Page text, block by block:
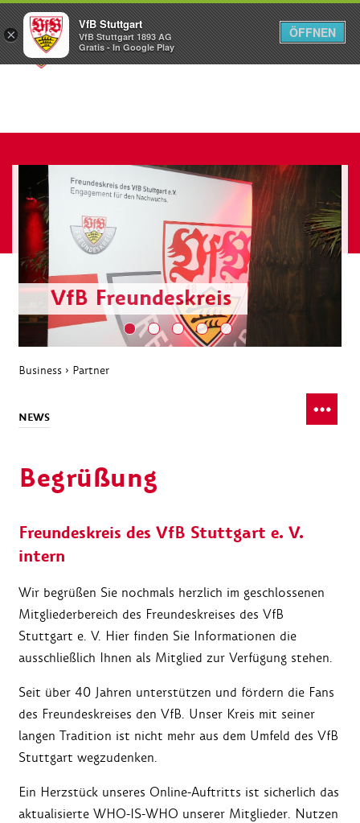
Menü
VfB Freundeskreis
Business › Partner
NEWS
Begrüßung
Freundeskreis des VfB Stuttgart e. V.
intern
Wir begrüßen Sie nochmals herzlich im geschlossenen
Mitgliederbereich des Freundeskreises des VfB
Stuttgart e. V. Hier finden Sie Informationen die
ausschließlich Ihnen als Mitglied zur Verfügung stehen.
Seit über 40 Jahren unterstützen und fördern die Fans
des Freundeskreises den VfB. Unser Kreis mit seiner
langen Tradition ist nicht mehr aus dem Umfeld des VfB
Stuttgart wegzudenken.
Ein Herzstück unseres Online-Auftritts ist sicherlich das
aktualisierte WHO-IS-WHO unserer Mitglieder. Nutzen
×
VfB Stuttgart
VfB Stuttgart 1893 AG
Gratis - In Google Play
ÖFFNEN